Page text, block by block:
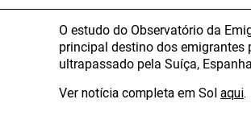
O estudo do Observatório da
principal destino dos emigrantes
ultrapassado pela Suíça,
Ver notícia completa em Sol aqui.